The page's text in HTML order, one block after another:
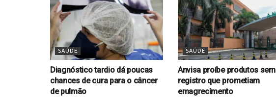
SAÚDE
Diagnóstico tardio dá poucas
chances de cura para o câncer
de pulmão
SAÚDE
Anvisa proíbe produtos sem
registro que prometiam
emagrecimento